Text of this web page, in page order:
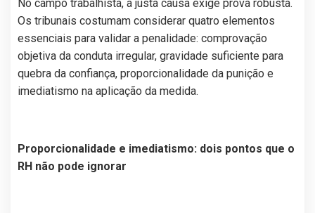
No campo trabalhista, a justa causa exige prova robusta.
Os tribunais costumam considerar quatro elementos
essenciais para validar a penalidade: comprovação
objetiva da conduta irregular, gravidade suficiente para
quebra da confiança, proporcionalidade da punição e
imediatismo na aplicação da medida.
Proporcionalidade e imediatismo: dois pontos que o
RH não pode ignorar